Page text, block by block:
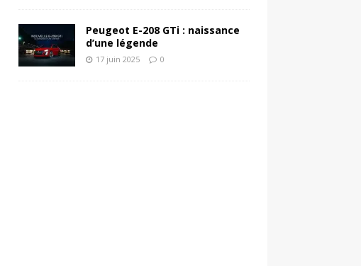
Peugeot E-208 GTi : naissance
d’une légende
17 juin 2025 0